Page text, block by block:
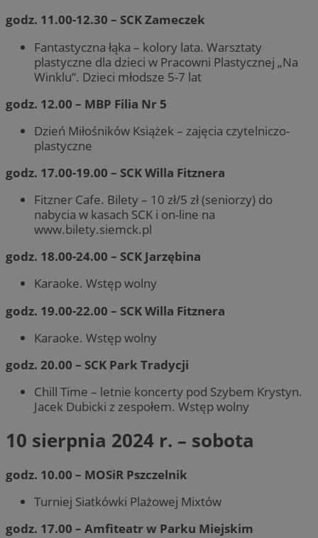
godz. 11.00-12.30 – SCK Zameczek
Fantastyczna łąka – kolory lata. Warsztaty
plastyczne dla dzieci w Pracowni Plastycznej „Na
Winklu”. Dzieci młodsze 5-7 lat
godz. 12.00 – MBP Filia Nr 5
Dzień Miłośników Książek – zajęcia czytelniczo-
plastyczne
godz. 17.00-19.00 – SCK Willa Fitznera
Fitzner Cafe. Bilety – 10 zł/5 zł (seniorzy) do
nabycia w kasach SCK i on-line na
www.bilety.siemck.pl
godz. 18.00-24.00 – SCK Jarzębina
Karaoke. Wstęp wolny
godz. 19.00-22.00 – SCK Willa Fitznera
Karaoke. Wstęp wolny
godz. 20.00 – SCK Park Tradycji
Chill Time – letnie koncerty pod Szybem Krystyn.
Jacek Dubicki z zespołem. Wstęp wolny
10 sierpnia 2024 r. – sobota
godz. 10.00 – MOSiR Pszczelnik
Turniej Siatkówki Plażowej Mixtów
godz. 17.00 – Amfiteatr w Parku Miejskim